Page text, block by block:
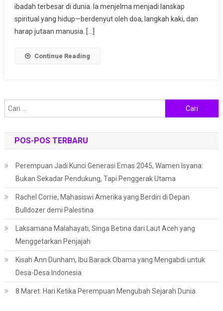
Diperhatikan
Di
ibadah terbesar di dunia. Ia menjelma menjadi lanskap
spiritual yang hidup—berdenyut oleh doa, langkah kaki, dan
harap jutaan manusia. […]
Continue Reading
untuk:
POS-POS TERBARU
Perempuan Jadi Kunci Generasi Emas 2045, Wamen Isyana:
Bukan Sekadar Pendukung, Tapi Penggerak Utama
Rachel Corrie, Mahasiswi Amerika yang Berdiri di Depan
Bulldozer demi Palestina
Laksamana Malahayati, Singa Betina dari Laut Aceh yang
Menggetarkan Penjajah
Kisah Ann Dunham, Ibu Barack Obama yang Mengabdi untuk
Desa-Desa Indonesia
8 Maret: Hari Ketika Perempuan Mengubah Sejarah Dunia